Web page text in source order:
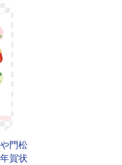
門松
賀状